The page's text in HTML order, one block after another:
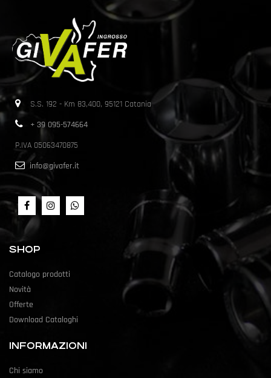
S.S. 192 - Km 83,400, 95121 Catania
+ 39 095-574664
P.IVA 05063470875
info@givafer.it
SHOP
Catalogo prodotti
Novità
Offerte
Download Cataloghi
INFORMAZIONI
Chi siamo